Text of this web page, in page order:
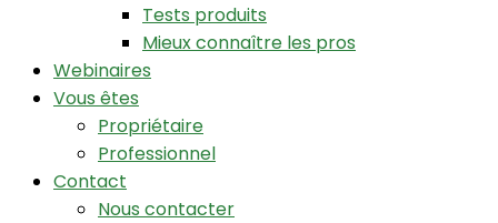
Tests produits
Mieux connaître les pros
Webinaires
Vous êtes
Propriétaire
Professionnel
Contact
Nous contacter